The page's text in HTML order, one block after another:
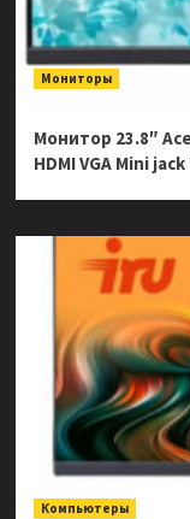
Мониторы
Монитор 23.8″
HDMI VGA Mini
Компьютеры